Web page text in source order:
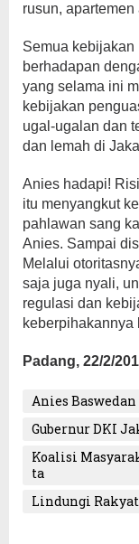
rusun,
Semua kebijakan
berhadapan
yang selama ini
kebijakan
ugal-ugalan dan
dan lemah di
Anies hadapi!
itu menyangkut
pahlawan sang
Anies. Sampai
Melalui
saja juga nyali,
regulasi dan
keberpihakannya
Padang, 22/2/
Anies Baswedan
Gubernur DKI
Koalisi
ta
Lindungi